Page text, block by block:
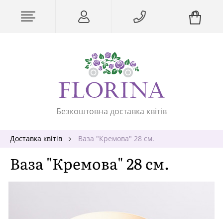
Безкоштовна доставка квітів
Доставка квітів Ваза "Кремова" 28 см.
Ваза "Кремова" 28 см.